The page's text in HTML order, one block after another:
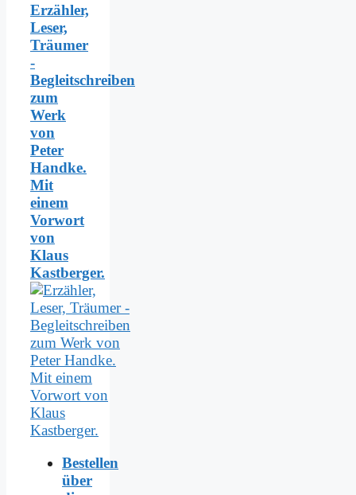
Erzähler,
Leser,
Träumer
-
Begleitschreiben
zum
Werk
von
Peter
Handke.
Mit
einem
Vorwort
von
Klaus
Kastberger.
Bestellen
über